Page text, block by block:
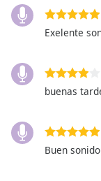
subtitles
settings,
subtitles
settings
dialog
off
selected
Exelente
buenas
Buen sonido